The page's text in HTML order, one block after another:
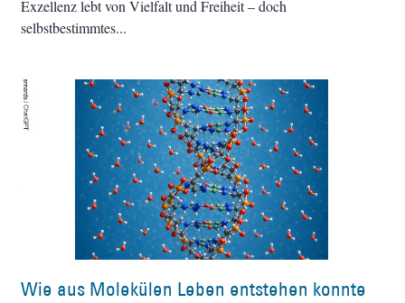
Exzellenz lebt von Vielfalt und Freiheit – doch
selbstbestimmtes
Wie aus Molekülen Leben entstehen konnte